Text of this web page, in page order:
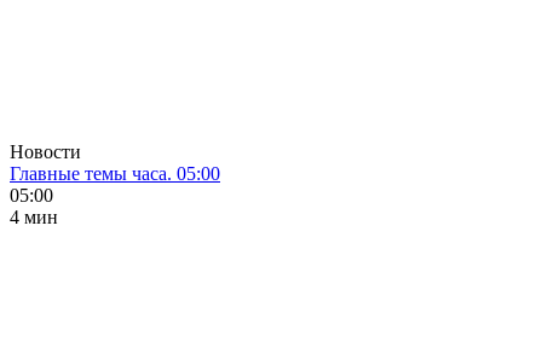
Новости
Главные темы часа. 05:00
05:00
4 мин